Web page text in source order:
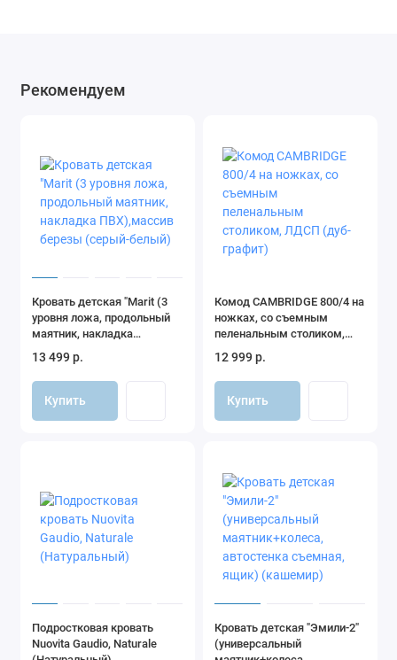
Рекомендуем
Кровать детская "Marit (3
уровня ложа, продольный
маятник, накладка
ПВХ),массив березы
(серый-белый)
13 499 р.
Купить
Комод CAMBRIDGE 800/4 на
ножках, со съемным
пеленальным столиком,
ЛДСП (дуб-графит)
12 999 р.
Купить
Подростковая кровать
Nuovita Gaudio, Naturale
Кровать детская "Эмили-2"
(универсальный